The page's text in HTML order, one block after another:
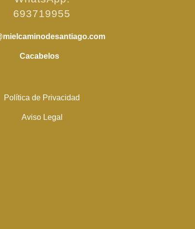
693719955
Cacabelos
Política de Privacidad
Aviso Legal